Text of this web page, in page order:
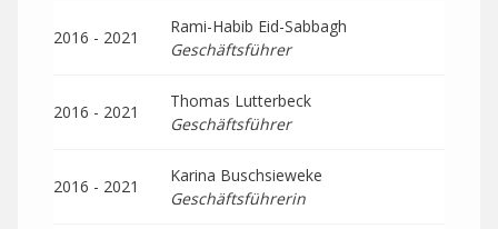
2016 - 2021
Rami-Habib Eid-Sabbagh
Geschäftsführer
2016 - 2021
Thomas Lutterbeck
Geschäftsführer
2016 - 2021
Karina Buschsieweke
Geschäftsführerin